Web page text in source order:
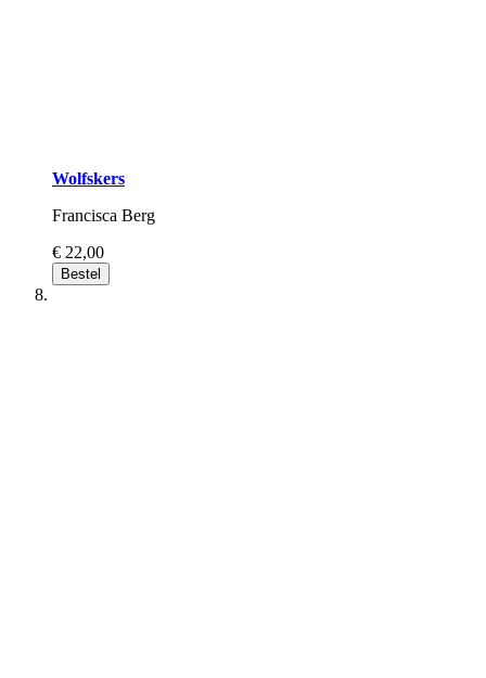
Wolfskers
Francisca Berg
€ 22,00
Bestel